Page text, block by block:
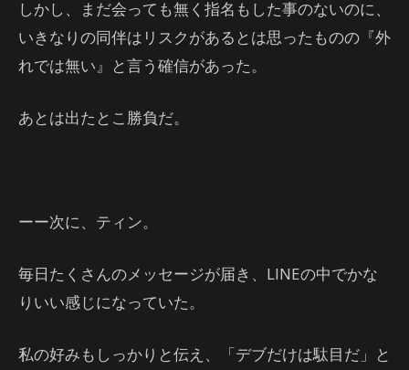
しかし、まだ会っても無く指名もした事のないのに、
いきなりの同伴はリスクがあるとは思ったものの『外
れでは無い』と言う確信があった。
あとは出たとこ勝負だ。
ーー次に、ティン。
毎日たくさんのメッセージが届き、LINEの中でかな
りいい感じになっていた。
私の好みもしっかりと伝え、「デブだけは駄目だ」と